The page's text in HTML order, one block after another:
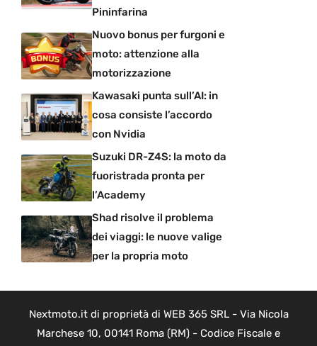
Pininfarina
Nuovo bonus per furgoni e
moto: attenzione alla
motorizzazione
Kawasaki punta sull’AI: in
cosa consiste l’accordo
con Nvidia
Suzuki DR-Z4S: la moto da
fuoristrada pronta per
l’Academy
Shad risolve il problema
dei viaggi: le nuove valige
per la propria moto
Nextmoto.it di proprietà di WEB 365 SRL - Via Nicola
Marchese 10, 00141 Roma (RM) - Codice Fiscale e